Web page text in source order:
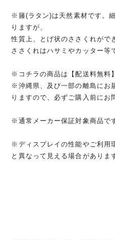
※籐(ラタン)は天然素材です。
りますが、
性質上、とげ状のささくれがで
ささくれはハサミやカッター等
※コチラの商品は【配送料無料
※沖縄県、及び一部の離島にお
りますので、必ずご購入前にお
※通常メーカー保証対象商品で
※ディスプレイの性能やご利用
と異なって見える場合がありま